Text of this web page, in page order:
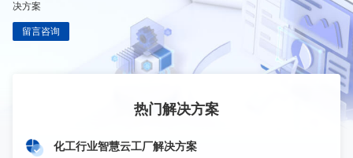
决方案
留言咨询
热门解决方案
智能制造成熟度认证解决方案